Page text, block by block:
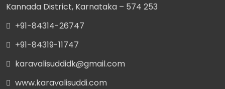
Kannada District, Karnataka – 574 253
+91-84314-26747
+91-84319-11747
karavalisuddidk@gmail.com
www.karavalisuddi.com